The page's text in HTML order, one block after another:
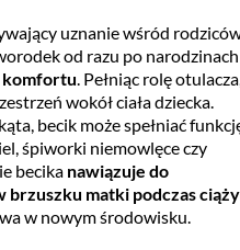
uznanie wśród
od razu po narodzinach
komfortu. Pełniąc rolę
wokół ciała dziecka.
becik może spełniać
śpiworki niemowlęce czy
becika nawiązuje do
brzuszku matki podczas ciąży
w nowym środowisku.